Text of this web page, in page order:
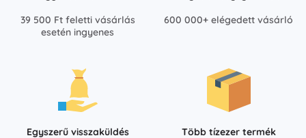
39 500 Ft feletti vásárlás
esetén ingyenes
600 000+ elégedett vásárló
Egyszerű visszaküldés
Több tízezer termék